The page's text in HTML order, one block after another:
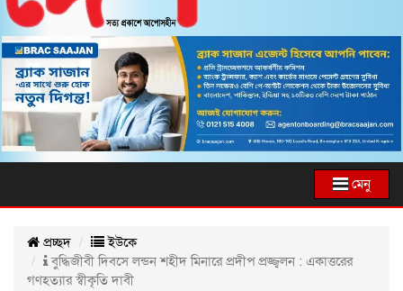
মেনু
প্রচ্ছদ
ইউকে
বুদ্ধিজীবী দিবসে লন্ডন শহীদ মিনারে প্রদীপ প্রজ্জ্বলন : একাত্তরের
গণহত্যার স্বীকৃতি দাবী